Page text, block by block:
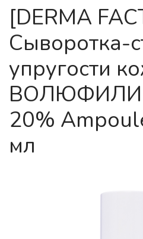
[DERMA
Сыворотка-
упругости
20%
мл